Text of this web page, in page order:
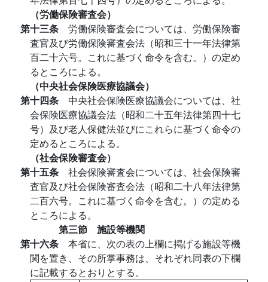
（労働保険審査会）
第十三条 労働保険審査会については、労働保険審
査官及び労働保険審査会法（昭和三十一年法律第
百二十六号。これに基づく命令を含む。）の定め
るところによる。
（中央社会保険医療協議会）
第十四条 中央社会保険医療協議会については、社
会保険医療協議会法（昭和二十五年法律第四十七
号）及び老人保健法並びにこれらに基づく命令の
定めるところによる。
（社会保険審査会）
第十五条 社会保険審査会については、社会保険審
査官及び社会保険審査会法（昭和二十八年法律第
二百六号。これに基づく命令を含む。）の定める
ところによる。
第三節 施設等機関
第十六条 本省に、次の表の上欄に掲げる施設等機
関を置き、その所掌事務は、それぞれ同表の下欄
に記載するとおりとする。